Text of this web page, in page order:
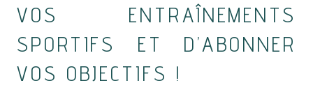
VOS ENTRAÎNEMENTS
SPORTIFS ET D’ABONNER
VOS OBJECTIFS !